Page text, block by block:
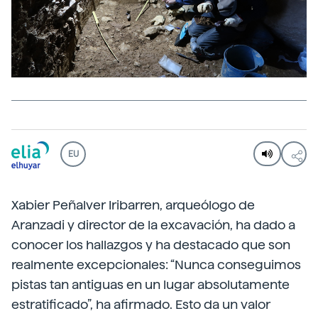
EU
Xabier Peñalver Iribarren, arqueólogo de
Aranzadi y director de la excavación, ha dado a
conocer los hallazgos y ha destacado que son
realmente excepcionales: “Nunca conseguimos
pistas tan antiguas en un lugar absolutamente
estratificado”, ha afirmado. Esto da un valor